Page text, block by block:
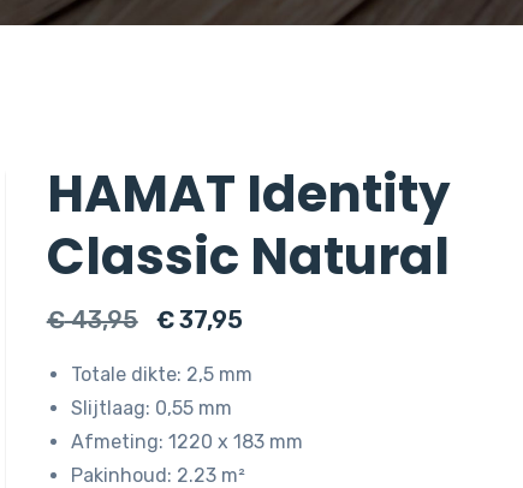
HAMAT Identity
Classic Natural
€43,95
Oorspronkelijke
was:
€ 43,95.
€37,95Huidige
€ 37,95.
Totale dikte: 2,5 mm
Slijtlaag: 0,55 mm
Afmeting: 1220 x 183 mm
Pakinhoud: 2.23 m²